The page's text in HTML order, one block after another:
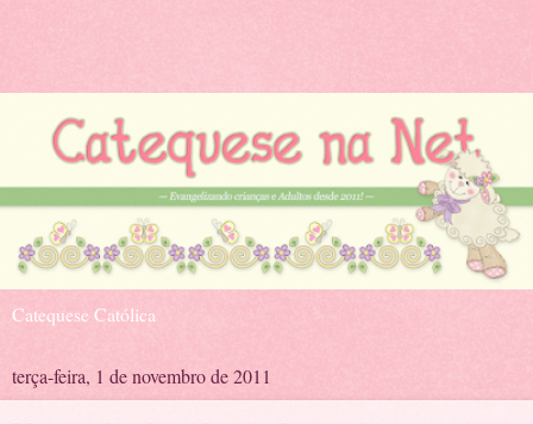
Catequese Católica
terça-feira, 1 de novembro de 2011